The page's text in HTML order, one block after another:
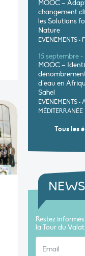
MOOC –
changement
les Solutions
Nature
EVÉNEMENTS •
15 septembre -
MOOC –
d’eau en
Sahel
EVÉNEMENTS •
MÉDITERRANÉE
Tous les
Restez
la Tour du Valat